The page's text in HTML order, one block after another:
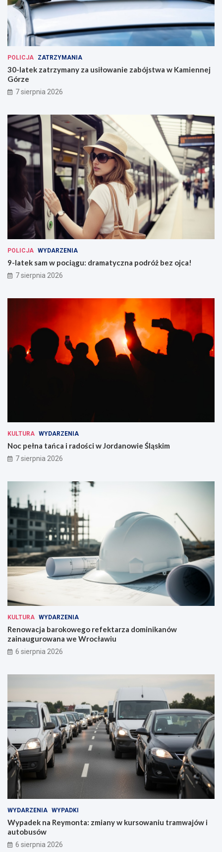
POLICJA ZATRZYMANIA
30-latek zatrzymany za usiłowanie zabójstwa w Kamiennej
Górze
7 sierpnia 2026
POLICJA WYDARZENIA
9-latek sam w pociągu: dramatyczna podróż bez ojca!
7 sierpnia 2026
KULTURA WYDARZENIA
Noc pełna tańca i radości w Jordanowie Śląskim
7 sierpnia 2026
KULTURA WYDARZENIA
Renowacja barokowego refektarza dominikanów
zainaugurowana we Wrocławiu
6 sierpnia 2026
WYDARZENIA WYPADKI
Wypadek na Reymonta: zmiany w kursowaniu tramwajów i
autobusów
6 sierpnia 2026